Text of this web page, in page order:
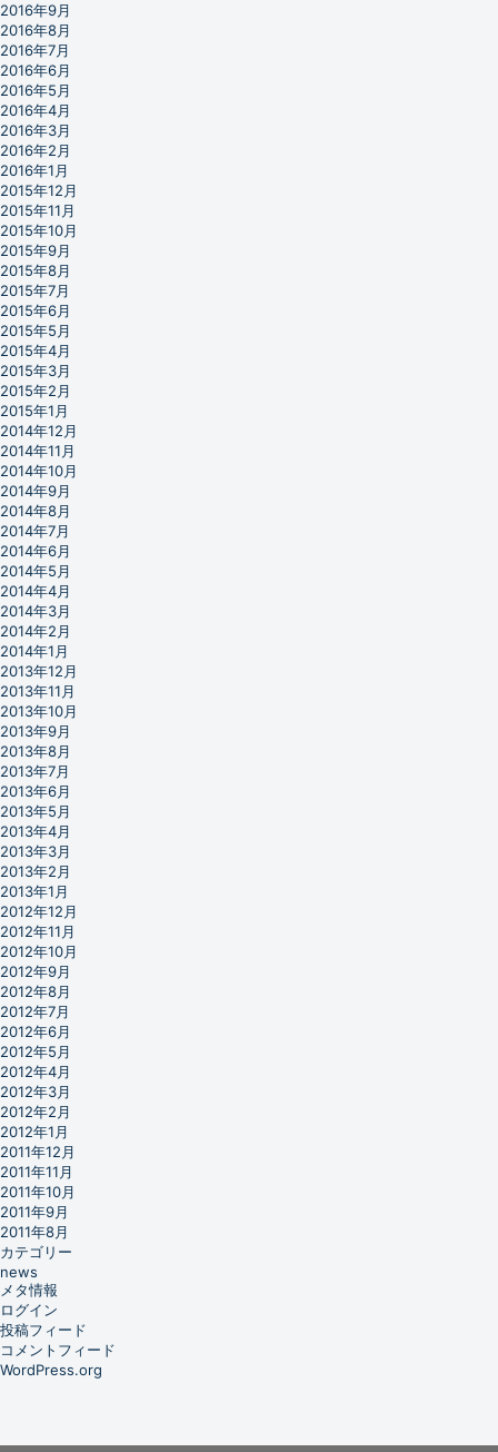
2016年9月
2016年8月
2016年7月
2016年6月
2016年5月
2016年4月
2016年3月
2016年2月
2016年1月
2015年12月
2015年11月
2015年10月
2015年9月
2015年8月
2015年7月
2015年6月
2015年5月
2015年4月
2015年3月
2015年2月
2015年1月
2014年12月
2014年11月
2014年10月
2014年9月
2014年8月
2014年7月
2014年6月
2014年5月
2014年4月
2014年3月
2014年2月
2014年1月
2013年12月
2013年11月
2013年10月
2013年9月
2013年8月
2013年7月
2013年6月
2013年5月
2013年4月
2013年3月
2013年2月
2013年1月
2012年12月
2012年11月
2012年10月
2012年9月
2012年8月
2012年7月
2012年6月
2012年5月
2012年4月
2012年3月
2012年2月
2012年1月
2011年12月
2011年11月
2011年10月
2011年9月
2011年8月
カテゴリー
news
メタ情報
ログイン
投稿フィード
コメントフィード
WordPress.org